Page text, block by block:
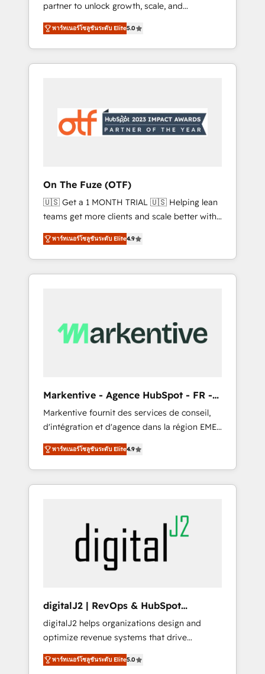
platform accreditations and deep HIPAA-
compliance expertise. - A team of 250+
experts dedicated to your resilient growth.
partner to unlock growth, scale, and
transformation. We help companies activate
HubSpot’s AI-powered customer platform
and operationalize HubSpot’s Loop
Marketing framework through expert-led
Hubs to your buyer journey for clean data,
scalability, & reporting. 🎯Demand Gen &
messaging, & conversion strategy that drive
results. 🤖AI Strategy: Activate Breeze Agents,
configure HubSpot AI, & maximize AEO with
tailored AI services. 🧩Integrations: Extend
HubSpot with custom integrations, hosting, &
maintenance.
พาร์ทเนอร์โซลูชันระดับ Elite5.0
On The Fuze (OTF)
🇺🇸 Get a 1 MONTH TRIAL 🇺🇸 Helping lean
teams get more clients and scale better with
our HubSpot Consulting & 'Done For You'
Services. 🚀 Who We Work With 🚀 We help
lean, growing companies: - Win more
business - Reduce no-shows - Improve lead
client's are too busy to learn the ins-and-outs
of HubSpot. We give you a Personal
know what you don't know'
recommendations to maximize conversions!
OTF is an Elite Partner (top 1% of 6,500+
Partners) and was named 2023 HubSpot
Partner of the Year 💥 Trusted by 2,500+
companies to help them scale and close
more business, by using HubSpot (the right
www.onthefuze.com/hubspot-admin Contact
us to learn more!
พาร์ทเนอร์โซลูชันระดับ Elite4.9
Markentive - Agence HubSpot - FR -
EN
Markentive fournit des services de conseil,
d'intégration et d'agence dans la région EMEA
et North America. Avec plus de 115 experts en
marketing automation, Growth, Revops, CRM
et webdesign. Markentive is both a
consulting firm, a digital agency and an
webdesign (We focus on EMEA - USA
customers).
พาร์ทเนอร์โซลูชันระดับ Elite4.9
digitalJ2 | RevOps & HubSpot
Implementations
digitalJ2 helps organizations design and
optimize revenue systems that drive
scalable, predictable growth. As a triple-
accredited HubSpot Solutions Partner, we
พาร์ทเนอร์โซลูชันระดับ Elite5.0